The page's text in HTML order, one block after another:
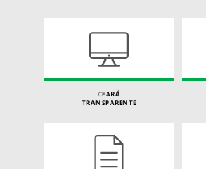
CEARÁ
TRANSPARENTE